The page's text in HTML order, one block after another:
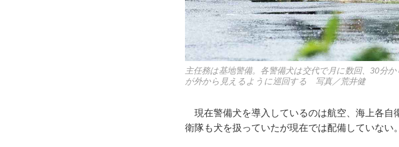
主任務は基地警備。各警備犬は交代で月に数回、30分
が外から見えるように巡回する 写真／荒井健
現在警備犬を導入しているのは航空、海上各自
衛隊も犬を扱っていたが現在では配備していない。